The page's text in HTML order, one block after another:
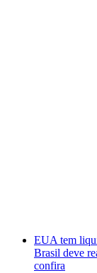
EUA tem
Brasil deve
confira